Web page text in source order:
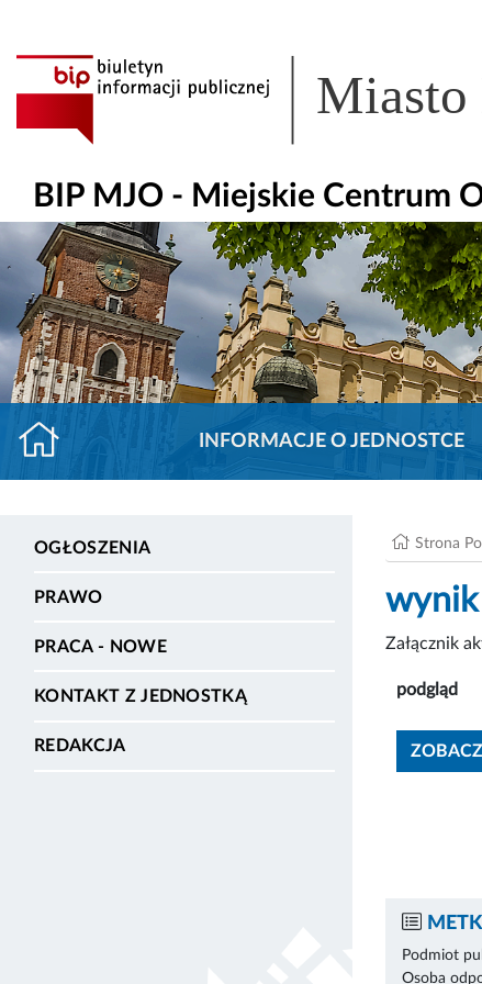
BIP MJO - Miejskie Centrum
INFORMACJE O JEDNOSTCE
OGŁOSZENIA
PRAWO
PRACA - NOWE
KONTAKT Z JEDNOSTKĄ
REDAKCJA
Strona
wynik
Załącznik
podgląd
ZOBACZ
Podmiot
Osoba